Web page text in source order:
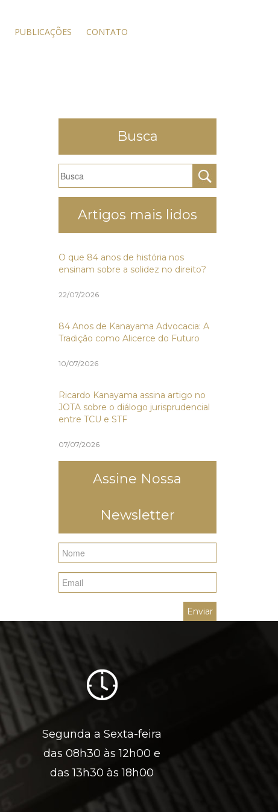
PUBLICAÇÕES CONTATO
Busca
Artigos mais lidos
O que 84 anos de história nos
ensinam sobre a solidez no direito?
22/07/2026
84 Anos de Kanayama Advocacia: A
Tradição como Alicerce do Futuro
10/07/2026
Ricardo Kanayama assina artigo no
JOTA sobre o diálogo jurisprudencial
entre TCU e STF
07/07/2026
Assine Nossa
Newsletter
Segunda a Sexta-feira
das 08h30 às 12h00 e
das 13h30 às 18h00